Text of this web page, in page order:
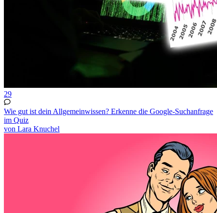
29
Wie gut ist dein Allgemeinwissen? Erkenne die Google-Suchanfrage
im Quiz
von Lara Knuchel